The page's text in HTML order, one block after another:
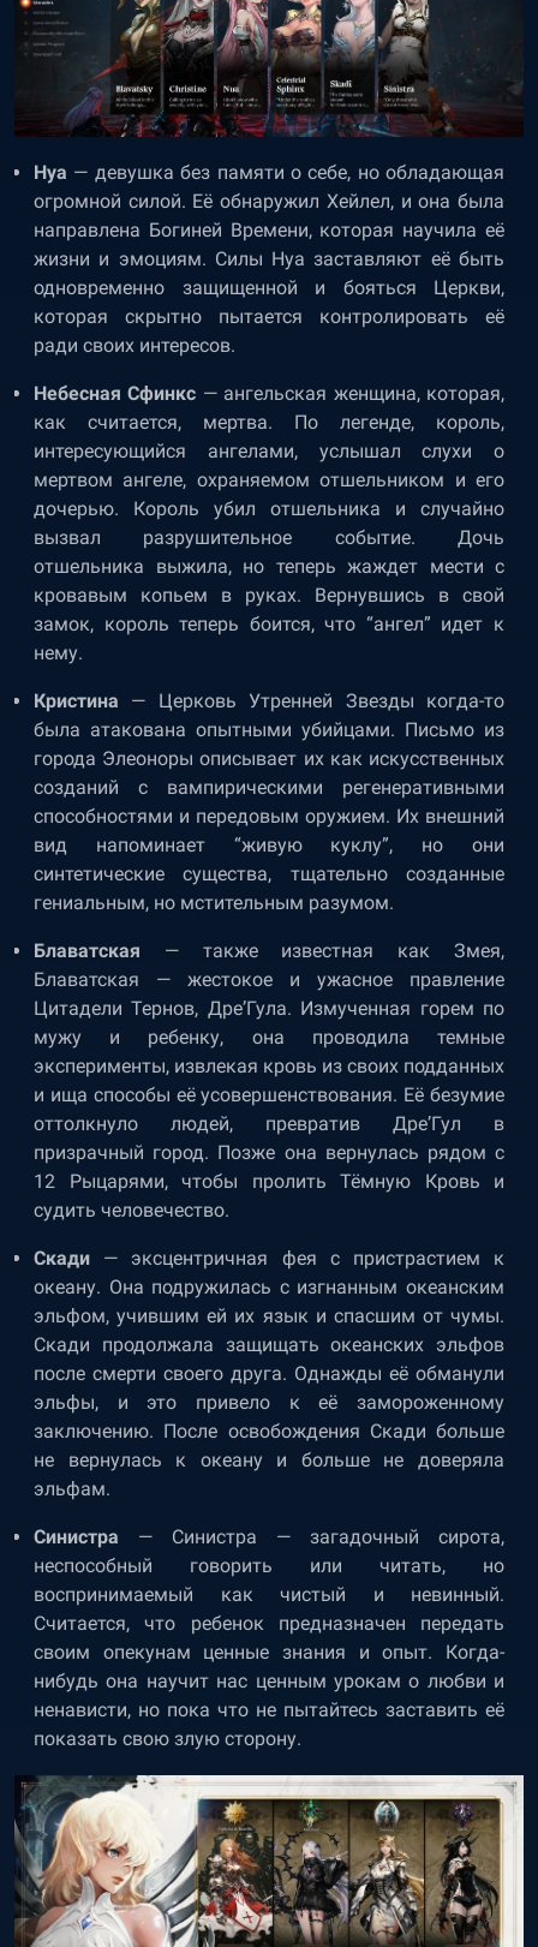
Нуа — девушка без памяти о себе, но обладающая
огромной силой. Её обнаружил Хейлел, и она была
направлена Богиней Времени, которая научила её
жизни и эмоциям. Силы Нуа заставляют её быть
одновременно защищенной и бояться Церкви,
которая скрытно пытается контролировать её
ради своих интересов.
Небесная Сфинкс — ангельская женщина, которая,
как считается, мертва. По легенде, король,
интересующийся ангелами, услышал слухи о
мертвом ангеле, охраняемом отшельником и его
дочерью. Король убил отшельника и случайно
вызвал разрушительное событие. Дочь
отшельника выжила, но теперь жаждет мести с
кровавым копьем в руках. Вернувшись в свой
замок, король теперь боится, что “ангел” идет к
нему.
Кристина — Церковь Утренней Звезды когда-то
была атакована опытными убийцами. Письмо из
города Элеоноры описывает их как искусственных
созданий с вампирическими регенеративными
способностями и передовым оружием. Их внешний
вид напоминает “живую куклу”, но они
синтетические существа, тщательно созданные
гениальным, но мстительным разумом.
Блаватская — также известная как Змея,
Блаватская — жестокое и ужасное правление
Цитадели Тернов, Дре’Гула. Измученная горем по
мужу и ребенку, она проводила темные
эксперименты, извлекая кровь из своих подданных
и ища способы её усовершенствования. Её безумие
оттолкнуло людей, превратив Дре’Гул в
призрачный город. Позже она вернулась рядом с
12 Рыцарями, чтобы пролить Тёмную Кровь и
судить человечество.
Скади — эксцентричная фея с пристрастием к
океану. Она подружилась с изгнанным океанским
эльфом, учившим ей их язык и спасшим от чумы.
Скади продолжала защищать океанских эльфов
после смерти своего друга. Однажды её обманули
эльфы, и это привело к её замороженному
заключению. После освобождения Скади больше
не вернулась к океану и больше не доверяла
эльфам.
Синистра — Синистра — загадочный сирота,
неспособный говорить или читать, но
воспринимаемый как чистый и невинный.
Считается, что ребенок предназначен передать
своим опекунам ценные знания и опыт. Когда-
нибудь она научит нас ценным урокам о любви и
ненависти, но пока что не пытайтесь заставить её
показать свою злую сторону.